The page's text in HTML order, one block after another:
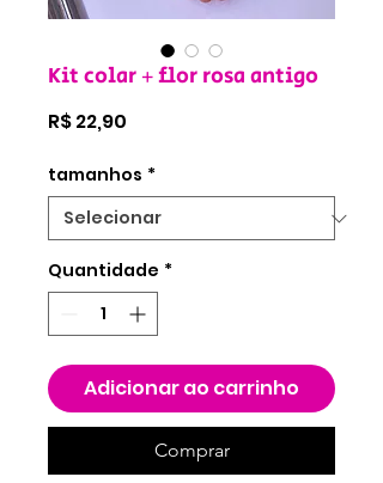
Kit colar + flor rosa antigo
R$ 22,90
tamanhos *
Quantidade *
Adicionar ao carrinho
Comprar